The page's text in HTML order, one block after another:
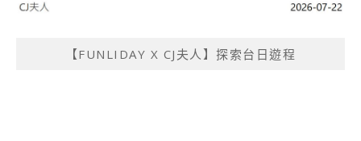
【FUNLIDAY X CJ夫人】探索台日遊程